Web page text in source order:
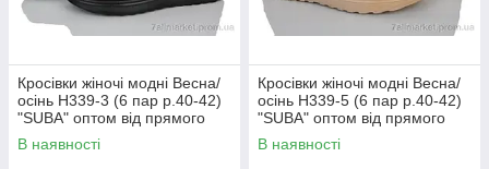
Кросівки жіночі модні Весна/
осінь H339-3 (6 пар р.40-42)
"SUBA" оптом від прямого
постачальника
В наявності
Кросівки жіночі модні Весна/
осінь H339-5 (6 пар р.40-42)
"SUBA" оптом від прямого
постачальника
В наявності